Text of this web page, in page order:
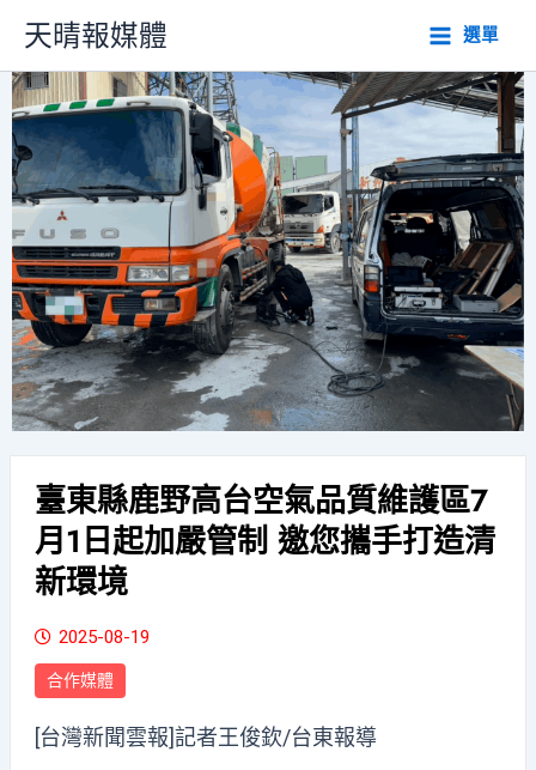
主
要
內
容
天晴報媒體 選單
臺東縣鹿野高台空氣品質維護區7
月1日起加嚴管制 邀您攜手打造清
新環境
2025-08-19
合作媒體
[台灣新聞雲報]記者王俊欽/台東報導